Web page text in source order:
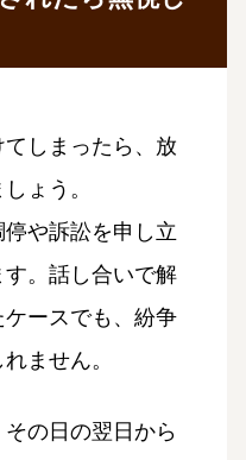
しまったら、放
ょう。
や訴訟を申し立
。話し合いで解
ースでも、紛争
ません。
の日の翌日から